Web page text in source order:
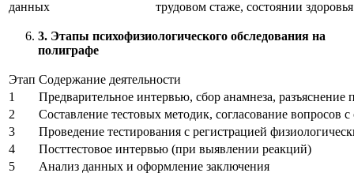
данных
трудовом стаже, состоянии здоровья
3. Этапы психофизиологического обследования на
полиграфе
Этап Содержание деятельности
1
Предварительное интервью, сбор анамнеза, разъяснение
2
Составление тестовых методик, согласование вопросов
3
Проведение тестирования с регистрацией
4
Посттестовое интервью (при выявлении реакций)
5
Анализ данных и оформление заключения